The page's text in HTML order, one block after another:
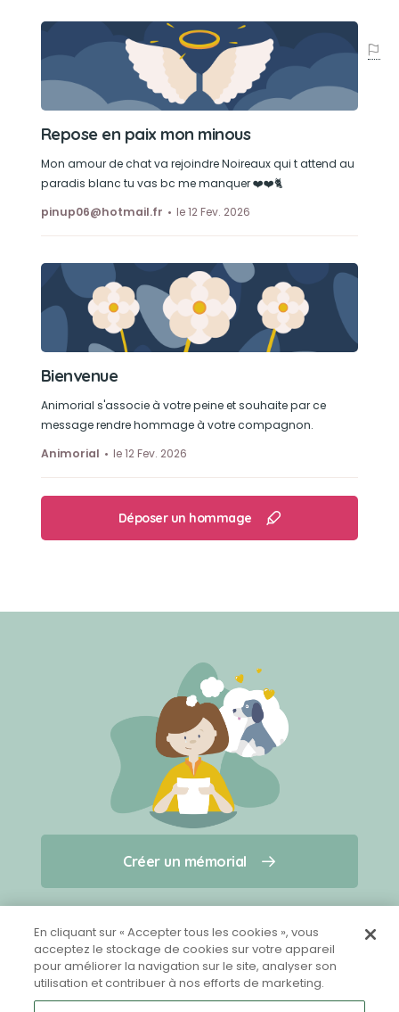
Créer un mémorial
Qui sommes-nous ?
Nous contacter
Partager sur Facebook
Repose en paix mon minous
Mon amour de chat va rejoindre Noireaux qui t attend au
paradis blanc tu vas bc me manquer ❤️❤️🐈
pinup06@hotmail.fr
le 12 Fev. 2026
Bienvenue
Animorial s'associe à votre peine et souhaite par ce
message rendre hommage à votre compagnon.
Animorial
le 12 Fev. 2026
Déposer un hommage
Créer un mémorial
En cliquant sur « Accepter tous les cookies », vous
acceptez le stockage de cookies sur votre appareil
pour améliorer la navigation sur le site, analyser son
utilisation et contribuer à nos efforts de marketing.